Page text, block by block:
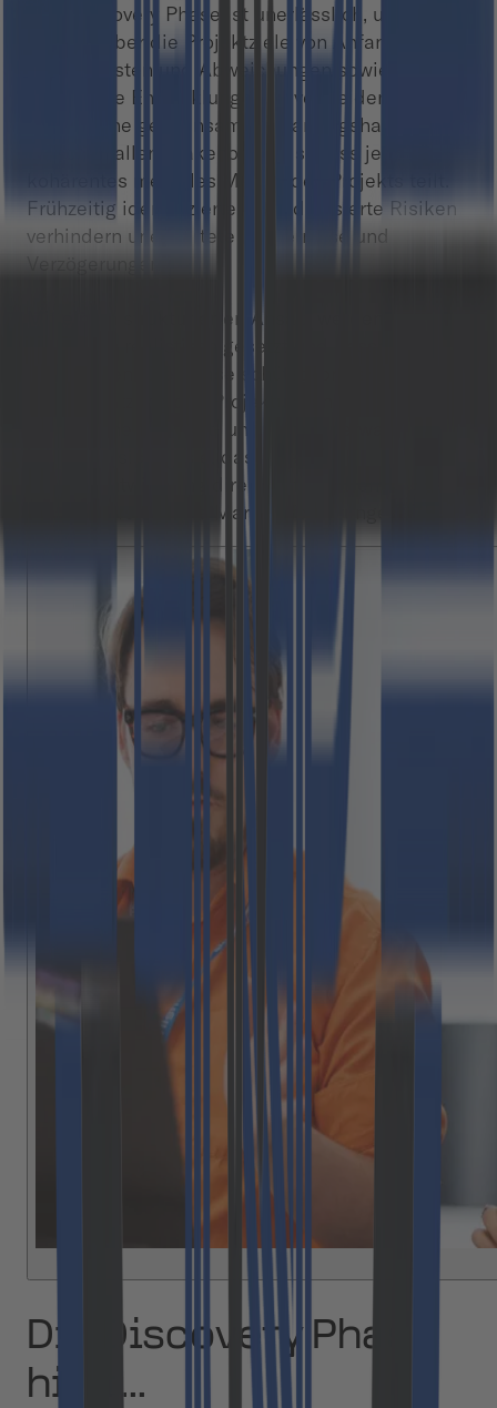
Eine Discovery Phase ist unerlässlich, um
Klarheit über die Projektziele von Anfang an zu
gewährleisten und Abweichungen sowie
fehlerhafte Entwicklungen zu vermeiden. Sie
fördert eine gemeinsame Erwartungshaltung
zwischen allen Stakeholdern, sodass jeder ein
kohärentes mentales Modell des Projekts teilt.
Frühzeitig identifizierte und adressierte Risiken
verhindern unerwartete Hindernisse und
Verzögerungen.
Mit einem strukturierten Ansatz werden
Deadlines realistisch gesetzt und besser
eingehalten. Die Phase schützt vor der
Unterschätzung des Projektumfangs und vor
überzogenen Budget- und Zeitplanerwartungen.
Vor allem sichert sie, dass die
Produktentwicklung direkt auf das Kernproblem
des Nutzers und die Marktanforderungen abzielt.
Die Discovery Phase
hilft...